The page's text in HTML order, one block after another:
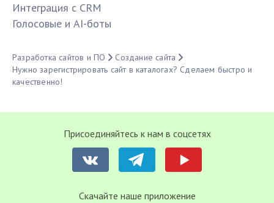
Интеграция с CRM
Голосовые и AI-боты
Разработка сайтов и ПО
Создание сайта
Нужно зарегистрировать сайт в каталогах? Сделаем быстро и
качественно!
Присоединяйтесь к нам в соцсетях
Cкачайте наше приложение